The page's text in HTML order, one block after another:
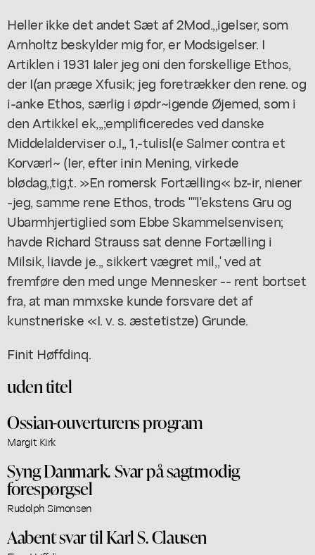
Heller ikke det andet Sæt af 2Mod.,,igelser, som
Arnholtz beskylder mig for, er Modsigelser. I
Artiklen i 1931 Ialer jeg oni den forskellige Ethos,
der I(an præge Xfusik; jeg foretrækker den rene. og
i-anke Ethos, særlig i øpdr~igende Øjemed, som i
den Artikkel ek,,,;emplificeredes ved danske
Middelalderviser o.I,, 1,-tulisl(e Salmer contra et
Korværl~ (Ier, efter inin Mening, virkede
blødag,,tig,t. »En romersk Fortælling« bz-ir, niener
-jeg, samme rene Ethos, trods ""l'ekstens Gru og
Ubarmhjertiglied som Ebbe Skammelsenvisen;
havde Richard Strauss sat denne Fortælling i
Milsik, liavde je.,, sikkert vægret mil,,' ved at
fremføre den med unge Mennesker -- rent bortset
fra, at man mmxske kunde forsvare det af
kunstneriske «I. v. s. æstetistze) Grunde.
Finit Høffdinq.
uden titel
Ossian-ouverturens program
Margit Kirk
Syng Danmark. Svar på sagtmodig
forespørgsel
Rudolph Simonsen
Aabent svar til Karl S. Clausen